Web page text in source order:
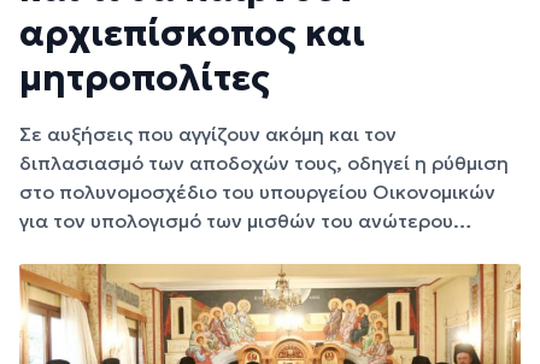
αρχιεπίσκοπος και
μητροπολίτες
Σε αυξήσεις που αγγίζουν ακόμη και τον
διπλασιασμό των αποδοχών τους, οδηγεί η ρύθμιση
στο πολυνομοσχέδιο του υπουργείου Οικονομικών
για τον υπολογισμό των μισθών του ανώτερου…